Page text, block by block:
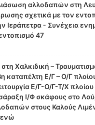
αλλοδαπών στη
σχετικά με τον
Ιεράπετρα - Συνέχεια
47
Χαλκιδική –
καταπέλτη Ε/Γ – Ο/Γ
Ε/Γ-Ο/Γ-Τ/Χ πλοίου
Ι/Φ σκάφους στο
στους Καλούς